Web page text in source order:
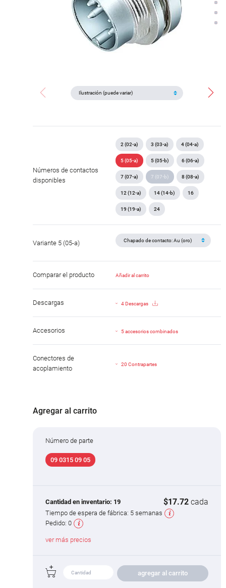
Números de contactos
disponibles
2 (02-a) 3 (03-a) 4 (04-a)
5 (05-a) 5 (05-b) 6 (06-a)
7 (07-a) 7 (07-b) 8 (08-a)
12 (12-a) 14 (14-b) 16
19 (19-a) 24
Variante 5 (05-a)
Comparar el producto Añadir al carrito
Descargas 4 Descargas
Accesorios 5 accesorios combinados
Conectores de
acoplamiento
20 Contrapartes
Agregar al carrito
Número de parte
09 0315 09 05
Cantidad en inventario: 19 $17.72 cada
Tiempo de espera de fábrica: 5 semanas
Pedido: 0
ver más precios
agregar al carrito